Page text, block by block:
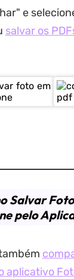
e
salvar os
Salvar
pelo
aplicativo